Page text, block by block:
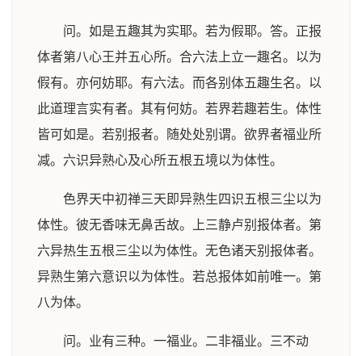
问。如是五趣其为实耶。若为假耶。答。正报
体者第八心王并五心所。合六法上立一趣名。以为
假有。亦何妨耶。有六法。而各别体五趣生名。以
此道理言实有者。其有何妨。若界若趣若生。体性
皆可如是。若别报者。随处处别谓。欲界者福业所
减。六识异熟心及心所五根五境以为体性。
色界天中初禅三天即异熟生四识五根三尘以为
体性。彼无香味无鼻舌故。上三静卢别报体者。第
六异热生五根三尘以为体性。无色诸天别报体者。
异熟生第六意识以为体性。若总报体如前唯一。第
八为体。
问。业有三种。一福业。二非福业。三不动